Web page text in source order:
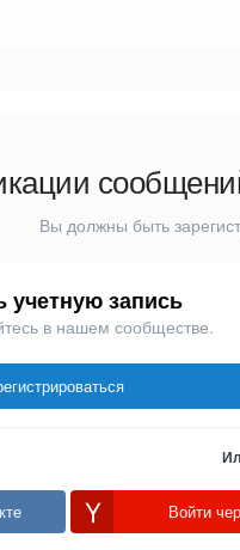
Вы должны быть
учетную запись
в нашем сообществе.
Войти